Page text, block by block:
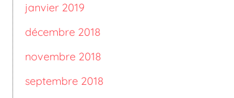
janvier 2019
décembre 2018
novembre 2018
septembre 2018